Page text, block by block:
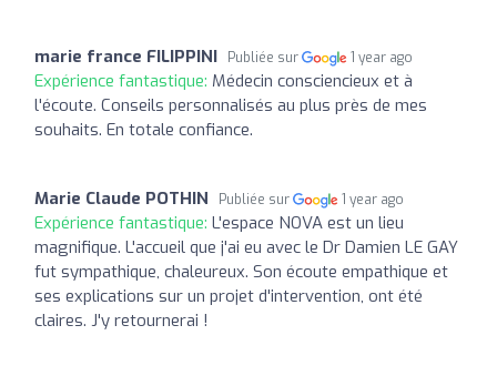
marie france FILIPPINI Publiée sur 1 year ago
Expérience fantastique: Médecin consciencieux et à
l'écoute. Conseils personnalisés au plus près de mes
souhaits. En totale confiance.
Marie Claude POTHIN Publiée sur 1 year ago
Expérience fantastique: L'espace NOVA est un lieu
magnifique. L'accueil que j'ai eu avec le Dr Damien LE GAY
fut sympathique, chaleureux. Son écoute empathique et
ses explications sur un projet d'intervention, ont été
claires. J'y retournerai !